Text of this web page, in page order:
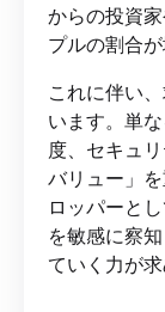
からの投資
プルの割合が
これに伴い
います。単
度、セキュ
バリュー」
ロッパーと
を敏感に察
ていく力が求